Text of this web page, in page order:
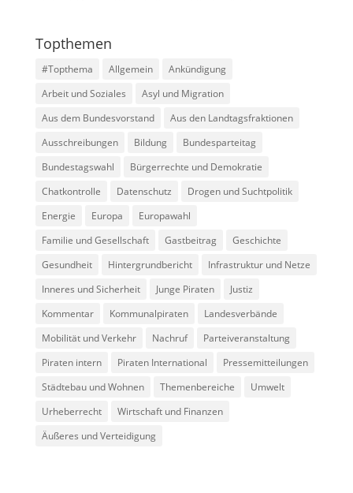
Topthemen
#Topthema Allgemein
Ankündigung
Arbeit und Soziales
Asyl und Migration
Aus dem Bundesvorstand
Aus den Landtagsfraktionen
Ausschreibungen
Bildung
Bundesparteitag
Bundestagswahl
Bürgerrechte und Demokratie
Chatkontrolle
Datenschutz
Drogen und Suchtpolitik
Energie
Europa
Europawahl
Familie und Gesellschaft
Gastbeitrag
Geschichte
Gesundheit
Hintergrundbericht
Infrastruktur und Netze
Inneres und Sicherheit
Junge Piraten
Justiz
Kommentar
Kommunalpiraten
Landesverbände
Mobilität und Verkehr
Nachruf
Parteiveranstaltung
Piraten intern
Piraten International
Pressemitteilungen
Städtebau und Wohnen
Themenbereiche
Umwelt
Urheberrecht
Wirtschaft und Finanzen
Äußeres und Verteidigung